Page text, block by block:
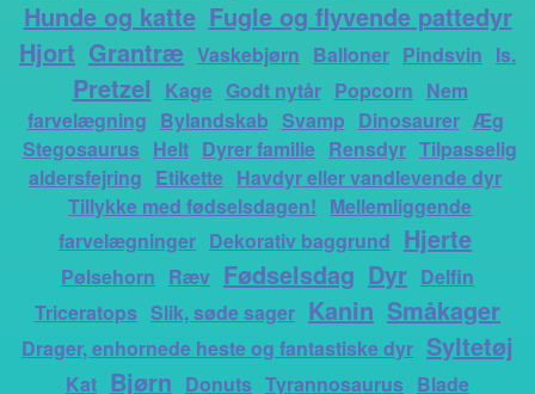
Hunde og katte Fugle og flyvende pattedyr
Hjort Grantræ Vaskebjørn Balloner Pindsvin Is.
Pretzel Kage Godt nytår Popcorn Nem
farvelægning Bylandskab Svamp Dinosaurer Æg
Stegosaurus Helt Dyrer familie Rensdyr Tilpasselig
aldersfejring Etikette Havdyr eller vandlevende dyr
Tillykke med fødselsdagen! Mellemliggende
farvelægninger Dekorativ baggrund Hjerte
Pølsehorn Ræv Fødselsdag Dyr Delfin
Triceratops Slik, søde sager Kanin Småkager
Drager, enhornede heste og fantastiske dyr Syltetøj
Kat Bjørn Donuts Tyrannosaurus Blade